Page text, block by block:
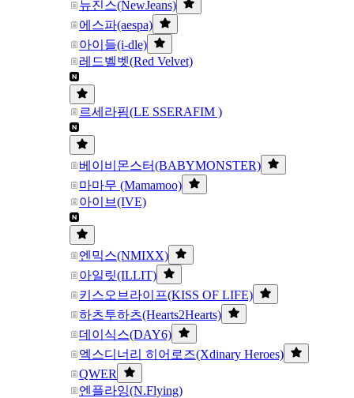
뉴진스(NewJeans)
에스파(aespa)
아이들(i-dle)
레드벨벳(Red Velvet)
르세라핌(LE SSERAFIM )
베이비몬스터(BABYMONSTER)
마마무 (Mamamoo)
아이브(IVE)
엔믹스(NMIXX)
아일릿(ILLIT)
키스오브라이프(KISS OF LIFE)
하츠투하츠(Hearts2Hearts)
데이식스(DAY6)
엑스디너리 히어로즈(Xdinary Heroes)
QWER
엔플라잉(N.Flying)